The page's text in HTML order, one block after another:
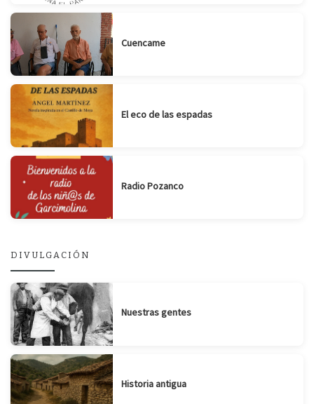
Cuencame
El eco de las espadas
Radio Pozanco
DIVULGACIÓN
Nuestras gentes
Historia antigua